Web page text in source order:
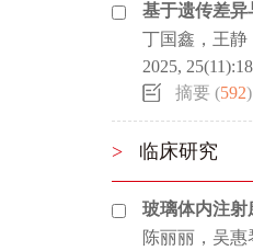
基于遗传差异
丁国鑫，王静
2025,
摘要 (592)
> 临床研究
玻璃体内注射
陈丽丽，吴惠